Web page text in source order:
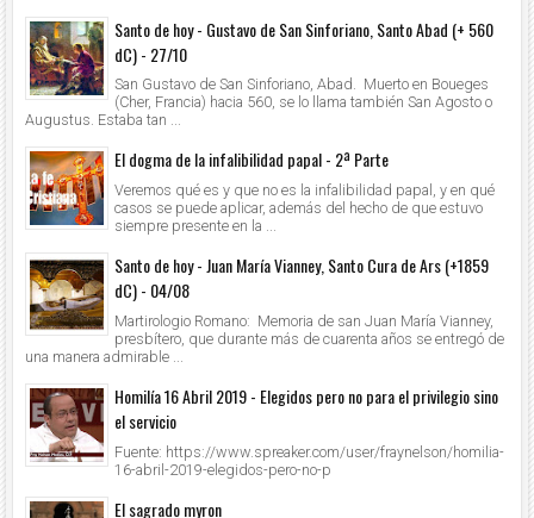
Santo de hoy - Gustavo de San Sinforiano, Santo Abad (+ 560
dC) - 27/10
San Gustavo de San Sinforiano, Abad. Muerto en Boueges
(Cher, Francia) hacia 560, se lo llama también San Agosto o
Augustus. Estaba tan ...
El dogma de la infalibilidad papal - 2ª Parte
Veremos qué es y que no es la infalibilidad papal, y en qué
casos se puede aplicar, además del hecho de que estuvo
siempre presente en la ...
Santo de hoy - Juan María Vianney, Santo Cura de Ars (+1859
dC) - 04/08
Martirologio Romano: Memoria de san Juan María Vianney,
presbítero, que durante más de cuarenta años se entregó de
una manera admirable ...
Homilía 16 Abril 2019 - Elegidos pero no para el privilegio sino
el servicio
Fuente: https://www.spreaker.com/user/fraynelson/homilia-
16-abril-2019-elegidos-pero-no-p
El sagrado myron